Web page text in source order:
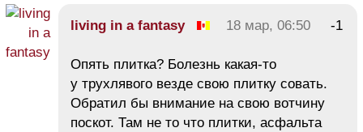
living in a fantasy 18 мар, 06:50 -1
Опять плитка? Болезнь какая-то
у трухлявого везде свою плитку совать.
Обратил бы внимание на свою вотчину
поскот. Там не то что плитки, асфальта